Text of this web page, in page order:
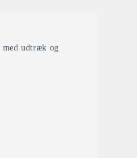
med udtræk og